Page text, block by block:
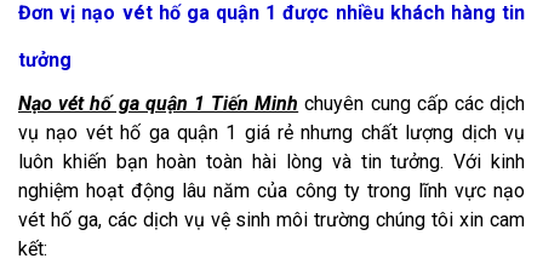
Đơn vị nạo vét hố ga quận 1 được nhiều khách hàng tin
tưởng
Nạo vét hố ga quận 1 Tiến Minh chuyên cung cấp các dịch
vụ nạo vét hố ga quận 1 giá rẻ nhưng chất lượng dịch vụ
luôn khiến bạn hoàn toàn hài lòng và tin tưởng. Với kinh
nghiệm hoạt động lâu năm của công ty trong lĩnh vực nạo
vét hố ga, các dịch vụ vệ sinh môi trường chúng tôi xin cam
kết: